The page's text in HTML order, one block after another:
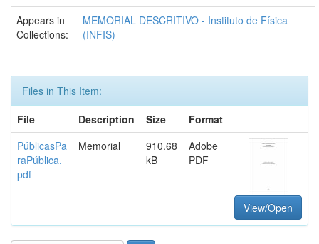
Appears in
Collections:
MEMORIAL DESCRITIVO - Instituto de Física
(INFIS)
Files in This Item:
File
Description Size
Format
PúblicasPa
raPública.
pdf
Memorial
910.68
kB
Adobe
PDF
View/Open